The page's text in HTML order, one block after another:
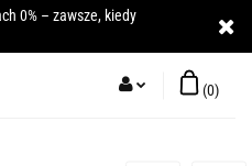
0% – zawsze, kiedy
(0)